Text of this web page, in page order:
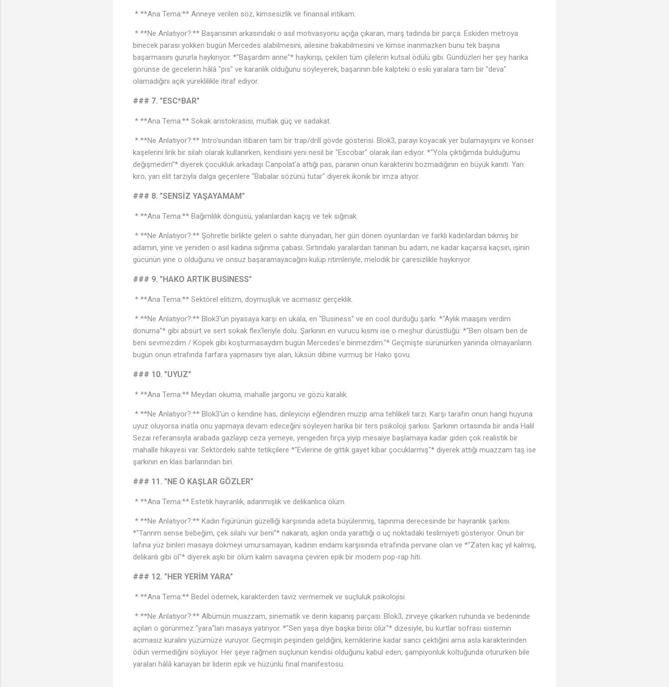
* **Ana Tema:** Anneye verilen söz, kimsesizlik ve finansal intikam.
* **Ne Anlatıyor?:** Başarısının arkasındaki o asıl motivasyonu açığa çıkaran, marş tadında bir parça. Eskiden metroya
binecek parası yokken bugün Mercedes alabilmesini, ailesine bakabilmesini ve kimse inanmazken bunu tek başına
başarmasını gururla haykırıyor. *"Başardım anne"* haykırışı, çekilen tüm çilelerin kutsal ödülü gibi. Gündüzleri her şey harika
görünse de gecelerin hâlâ "pis" ve karanlık olduğunu söyleyerek, başarının bile kalpteki o eski yaralara tam bir "deva"
olamadığını açık yüreklilikle itiraf ediyor.
### 7. "ESC*BAR"
* **Ana Tema:** Sokak aristokrasisi, mutlak güç ve sadakat.
* **Ne Anlatıyor?:** Intro'sundan itibaren tam bir trap/drill gövde gösterisi. Blok3, parayı koyacak yer bulamayışını ve konser
kaşelerini lirik bir silah olarak kullanırken, kendisini yeni nesil bir "Escobar" olarak ilan ediyor. *"Yola çıktığımda bulduğumu
değişmedim"* diyerek çocukluk arkadaşı Canpolat'a attığı pas, paranın onun karakterini bozmadığının en büyük kanıtı. Yarı
kıro, yarı elit tarzıyla dalga geçenlere "Babalar sözünü tutar" diyerek ikonik bir imza atıyor.
### 8. "SENSİZ YAŞAYAMAM"
* **Ana Tema:** Bağımlılık döngüsü, yalanlardan kaçış ve tek sığınak.
* **Ne Anlatıyor?:** Şöhretle birlikte gelen o sahte dünyadan, her gün dönen oyunlardan ve farklı kadınlardan bıkmış bir
adamın, yine ve yeniden o asıl kadına sığınma çabası. Sırtındaki yaralardan tanınan bu adam, ne kadar kaçarsa kaçsın, işinin
gücünün yine o olduğunu ve onsuz başaramayacağını kulüp ritimleriyle, melodik bir çaresizlikle haykırıyor.
### 9. "HAKO ARTIK BUSINESS"
* **Ana Tema:** Sektörel elitizm, doymuşluk ve acımasız gerçeklik.
* **Ne Anlatıyor?:** Blok3'ün piyasaya karşı en ukala, en "Business" ve en cool durduğu şarkı. *"Aylık maaşını verdim
donuma"* gibi absürt ve sert sokak flex'leriyle dolu. Şarkının en vurucu kısmı ise o meşhur dürüstlüğü: *"Ben olsam ben de
beni sevmezdim / Köpek gibi koşturmasaydım bugün Mercedes'e binmezdim."* Geçmişte sürünürken yanında olmayanların
bugün onun etrafında farfara yapmasını tiye alan, lüksün dibine vurmuş bir Hako şovu.
### 10. "UYUZ"
* **Ana Tema:** Meydan okuma, mahalle jargonu ve gözü karalık.
* **Ne Anlatıyor?:** Blok3'ün o kendine has, dinleyiciyi eğlendiren muzip ama tehlikeli tarzı. Karşı tarafın onun hangi huyuna
uyuz oluyorsa inatla onu yapmaya devam edeceğini söyleyen harika bir ters psikoloji şarkısı. Şarkının ortasında bir anda Halil
Sezai referansıyla arabada gazlayıp ceza yemeye, yengeden fırça yiyip mesaiye başlamaya kadar giden çok realistik bir
mahalle hikayesi var. Sektördeki sahte tetikçilere *"Evlerine de gittik gayet kibar çocuklarmış"* diyerek attığı muazzam taş ise
şarkının en klas barlarından biri.
### 11. "NE O KAŞLAR GÖZLER"
* **Ana Tema:** Estetik hayranlık, adanmışlık ve delikanlıca ölüm.
* **Ne Anlatıyor?:** Kadın figürünün güzelliği karşısında adeta büyülenmiş, tapınma derecesinde bir hayranlık şarkısı.
*"Tanrım sense bebeğim, çek silahı vur beni"* nakaratı, aşkın onda yarattığı o uç noktadaki teslimiyeti gösteriyor. Onun bir
lafına yüz binleri masaya dökmeyi umursamayan, kadının endamı karşısında etrafında pervane olan ve *"Zaten kaç yıl kalmış,
delikanlı gibi öl"* diyerek aşkı bir ölüm kalım savaşına çeviren epik bir modern pop-rap hiti.
### 12. "HER YERİM YARA"
* **Ana Tema:** Bedel ödemek, karakterden taviz vermemek ve suçluluk psikolojisi.
* **Ne Anlatıyor?:** Albümün muazzam, sinematik ve derin kapanış parçası. Blok3, zirveye çıkarken ruhunda ve bedeninde
açılan o görünmez "yara"ları masaya yatırıyor. *"Sen yaşa diye başka birisi ölür"* dizesiyle, bu kurtlar sofrası sistemin
acımasız kuralını yüzümüze vuruyor. Geçmişin peşinden geldiğini, kemiklerine kadar sancı çektiğini ama asla karakterinden
ödün vermediğini söylüyor. Her şeye rağmen suçlunun kendisi olduğunu kabul eden, şampiyonluk koltuğunda otururken bile
yaraları hâlâ kanayan bir liderin epik ve hüzünlü final manifestosu.